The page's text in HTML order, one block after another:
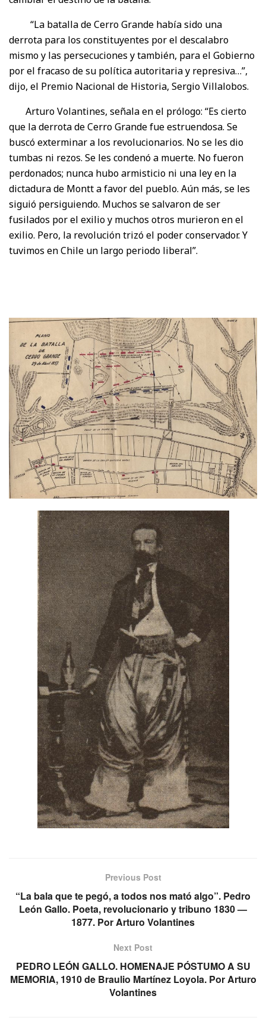
“La batalla de Cerro Grande había sido una
derrota para los constituyentes por el descalabro
mismo y las persecuciones y también, para el Gobierno
por el fracaso de su política autoritaria y represiva…”,
dijo, el Premio Nacional de Historia, Sergio Villalobos.
Arturo Volantines, señala en el prólogo: “Es cierto
que la derrota de Cerro Grande fue estruendosa. Se
buscó exterminar a los revolucionarios. No se les dio
tumbas ni rezos. Se les condenó a muerte. No fueron
perdonados; nunca hubo armisticio ni una ley en la
dictadura de Montt a favor del pueblo. Aún más, se les
siguió persiguiendo. Muchos se salvaron de ser
fusilados por el exilio y muchos otros murieron en el
exilio. Pero, la revolución trizó el poder conservador. Y
tuvimos en Chile un largo periodo liberal”.
Previous Post
“La bala que te pegó, a todos nos mató algo”. Pedro
León Gallo. Poeta, revolucionario y tribuno 1830 —
1877. Por Arturo Volantines
Next Post
PEDRO LEÓN GALLO. HOMENAJE PÓSTUMO A SU
MEMORIA, 1910 de Braulio Martínez Loyola. Por Arturo
Volantines